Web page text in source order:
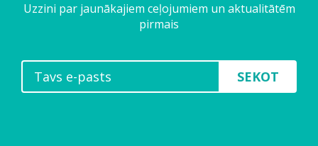
Uzzini par jaunākajiem ceļojumiem un aktualitātēm
pirmais
SEKOT